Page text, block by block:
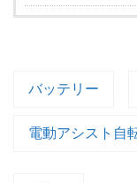
バッテリー
電動アシスト自